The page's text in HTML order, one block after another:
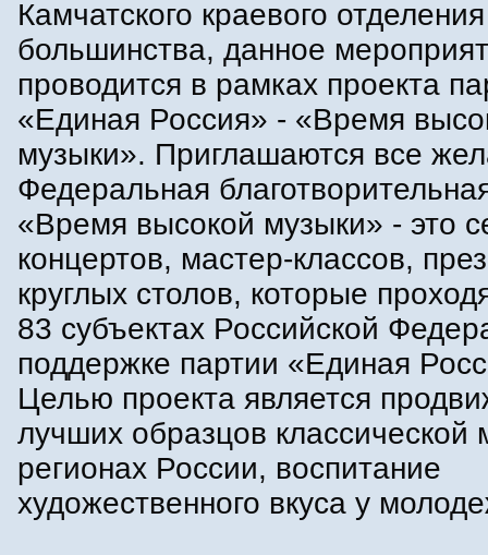
Камчатского краевого
большинства, данное
проводится в рамках проекта
«Единая Россия» - «Время
музыки». Приглашаются все
Федеральная
«Время высокой музыки» - это
концертов, мастер-классов,
круглых столов, которые
83 субъектах Российской
поддержке партии «Единая
Целью проекта является
лучших образцов классической
регионах России, воспитание
художественного вкуса у